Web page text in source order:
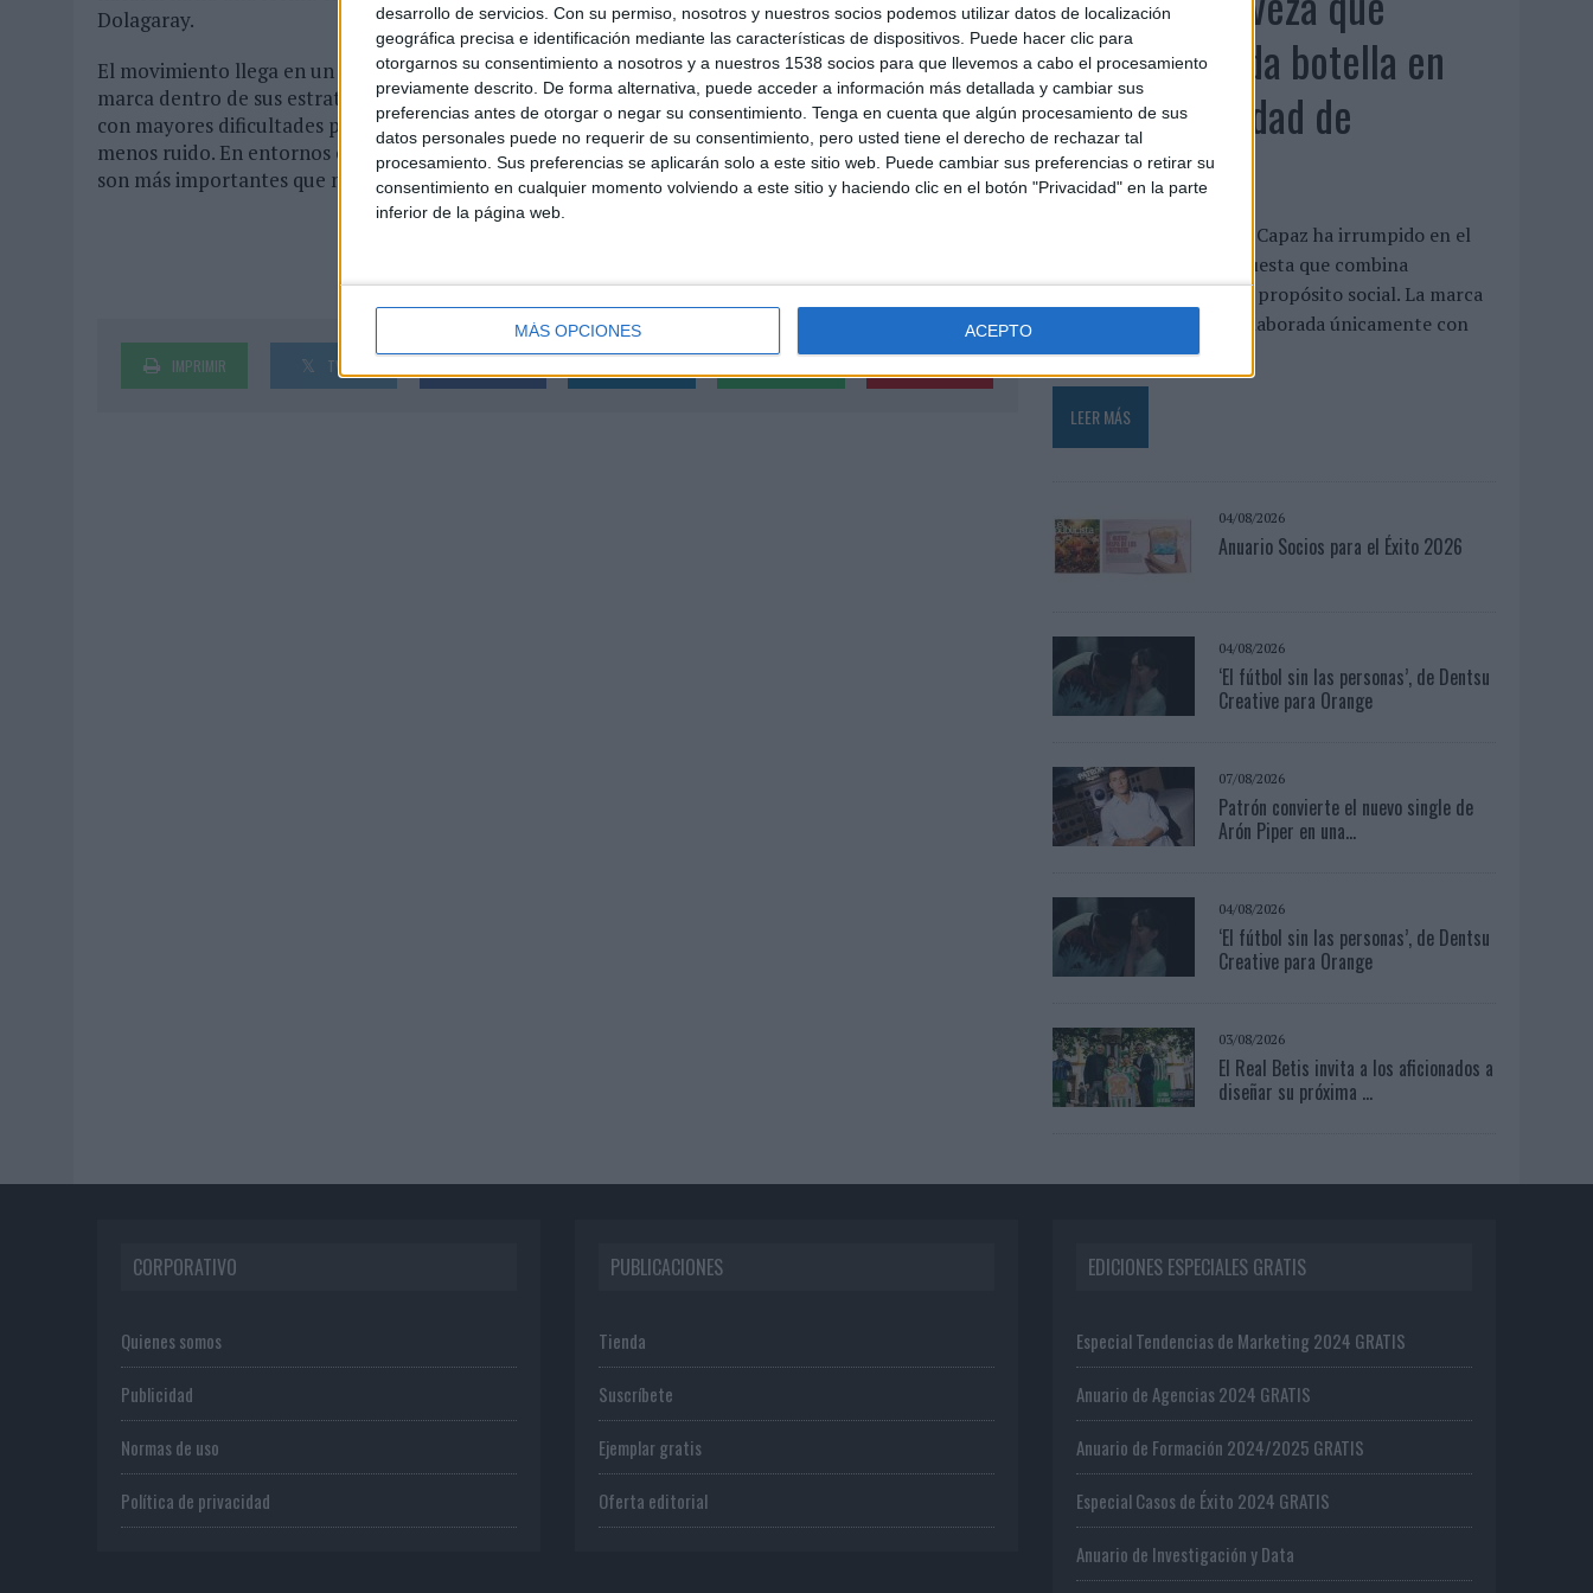
desarrollo de servicios. Con su permiso, nosotros y nuestros socios podemos utilizar datos de localización
geográfica precisa e identificación mediante las características de dispositivos. Puede hacer clic para
otorgarnos su consentimiento a nosotros y a nuestros 1538 socios para que llevemos a cabo el procesamiento
previamente descrito. De forma alternativa, puede acceder a información más detallada y cambiar sus
preferencias antes de otorgar o negar su consentimiento. Tenga en cuenta que algún procesamiento de sus
datos personales puede no requerir de su consentimiento, pero usted tiene el derecho de rechazar tal
procesamiento. Sus preferencias se aplicarán solo a este sitio web. Puede cambiar sus preferencias o retirar su
consentimiento en cualquier momento volviendo a este sitio y haciendo clic en el botón "Privacidad" en la parte
inferior de la página web.
MÁS OPCIONES ACEPTO
Dolagaray.
El movimiento llega en un momento en el que muchas compañías buscan redefinir el papel de la
marca dentro de sus estrategias corporativas, especialmente en mercados cada vez más saturados y
con mayores dificultades para construir diferenciación. “Las marcas necesitan hoy más criterio y
menos ruido. En entornos cada vez más homogéneos y competitivos, la diferenciación y el liderazgo
son más importantes que nunca”, afirma Dolagaray.
IMPRIMIR TWEET
convierte cada botella en
una oportunidad de
inclusión
La cervecera madrileña Capaz ha irrumpido en el
mercado con una propuesta que combina
elaboración artesanal y propósito social. La marca
presenta una cerveza elaborada únicamente con
agua, malta,...
LEER MÁS
04/08/2026
Anuario Socios para el Éxito 2026
04/08/2026
‘El fútbol sin las personas’, de Dentsu
Creative para Orange
07/08/2026
Patrón convierte el nuevo single de
Arón Piper en una...
04/08/2026
‘El fútbol sin las personas’, de Dentsu
Creative para Orange
03/08/2026
El Real Betis invita a los aficionados a
diseñar su próxima ...
CORPORATIVO
Quienes somos
Publicidad
Normas de uso
Política de privacidad
PUBLICACIONES
Tienda
Suscríbete
Ejemplar gratis
Oferta editorial
EDICIONES ESPECIALES GRATIS
Especial Tendencias de Marketing 2024 GRATIS
Anuario de Agencias 2024 GRATIS
Anuario de Formación 2024/2025 GRATIS
Especial Casos de Éxito 2024 GRATIS
Anuario de Investigación y Data